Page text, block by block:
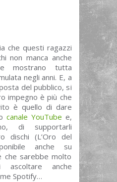
che questi ragazzi
non manca anche
mostrano tutta
negli anni. E, a
del pubblico, si
impegno è più che
è quello di dare
canale YouTube e,
di supportarli
dischi (L’Oro del
anche su
che sarebbe molto
ascoltare anche
Spotify…